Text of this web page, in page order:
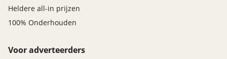
Heldere all-in prijzen
100% Onderhouden
Voor adverteerders